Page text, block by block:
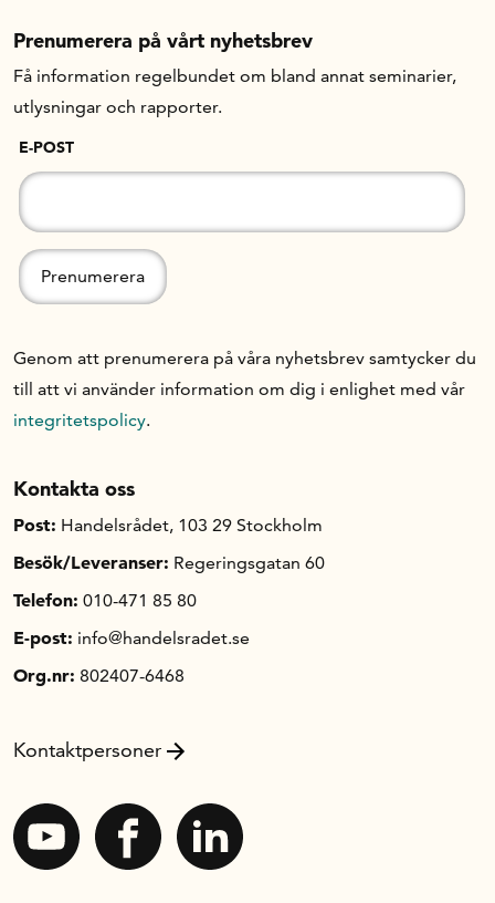
Prenumerera på vårt nyhetsbrev
Få information regelbundet om bland annat seminarier,
utlysningar och rapporter.
E-POST
Genom att prenumerera på våra nyhetsbrev samtycker du
till att vi använder information om dig i enlighet med vår
integritetspolicy.
Kontakta oss
Post: Handelsrådet, 103 29 Stockholm
Besök/Leveranser: Regeringsgatan 60
Telefon: 010-471 85 80
E-post: info@handelsradet.se
Org.nr: 802407-6468
Kontaktpersoner